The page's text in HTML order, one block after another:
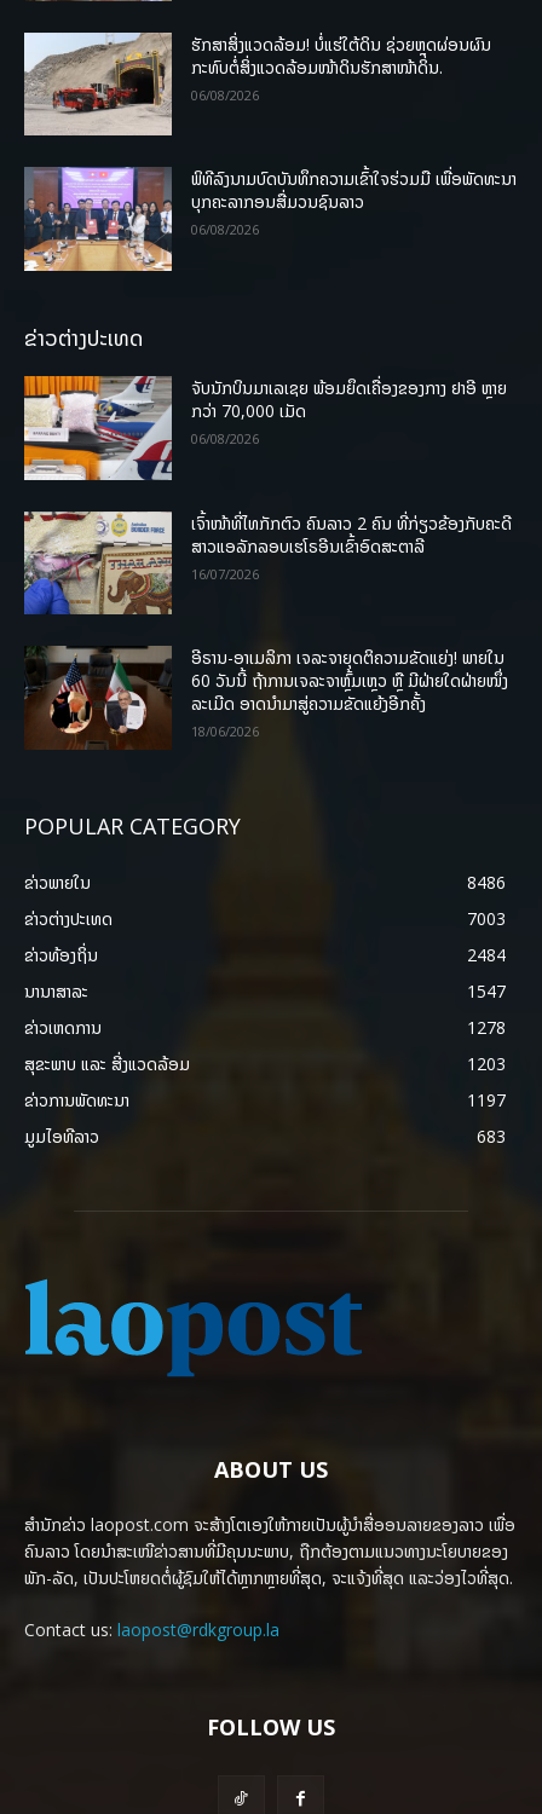
ຮັກສາສິ່ງແວດລ້ອມ! ບໍ່ແຮ່ໃຕ້ດິນ ຊ່ວຍຫຼຸດຜ່ອນຜົນ
ກະທົບຕໍ່ສິ່ງແວດລ້ອມໜ້າດິນຮັກສາໜ້າດິນ.
06/08/2026
ພິທີລົງນາມບົດບັນທຶກຄວາມເຂົ້າໃຈຮ່ວມມື ເພື່ອພັດທະນາ
ບຸກຄະລາກອນສື່ມວນຊົນລາວ
06/08/2026
ຂ່າວຕ່າງປະເທດ
ຈັບນັກບິນມາເລເຊຍ ພ້ອມຍຶດເຄື່ອງຂອງກາງ ຢາອີ ຫຼາຍ
ກວ່າ 70,000 ເມັດ
06/08/2026
ເຈົ້າໜ້າທີ່ໄທກັກຕົວ ຄົນລາວ 2 ຄົນ ທີ່ກ່ຽວຂ້ອງກັບຄະດີ
ສາວແອລັກລອບເຮໂຣອີນເຂົ້າອົດສະຕາລີ
16/07/2026
ອີຣານ-ອາເມລິກາ ເຈລະຈາຍຸດຕິຄວາມຂັດແຍ່ງ! ພາຍໃນ
60 ວັນນີ້ ຖ້າການເຈລະຈາຫຼົ້ມເຫຼວ ຫຼື ມີຝ່າຍໃດຝ່າຍໜຶ່ງ
ລະເມີດ ອາດນໍາມາສູ່ຄວາມຂັດແຍ້ງອີກຄັ້ງ
18/06/2026
POPULAR CATEGORY
ຂ່າວພາຍ​ໃນ
8486
ຂ່າວຕ່າງປະເທດ
7003
ຂ່າວທ້ອງຖິ່ນ
2484
ນານາສາລະ
1547
ຂ່າວເຫດການ
1278
ສຸຂະພາບ ແລະ ສີ່ງແວດລ້ອມ
1203
ຂ່າວການພັດທະນາ
1197
ມູມໄອທີລາວ
683
ABOUT US
ສຳນັກຂ່າວ laopost.com ຈະສ້າງໂຕເອງໃຫ້ກາຍເປັນຜູ້ນຳສື່ອອນລາຍຂອງລາວ ເພື່ອ
ຄົນລາວ ໂດຍນຳສະເໜີຂ່າວສານທີ່ມີຄຸນນະພາບ, ຖືກຕ້ອງຕາມແນວທາງນະໂຍບາຍຂອງ
ພັກ-ລັດ, ເປັນປະໂຫຍດຕໍ່ຜູ້ຊົມໃຫ້ໄດ້ຫຼາກຫຼາຍທີ່ສຸດ, ຈະແຈ້ງທີ່ສຸດ ແລະວ່ອງໄວທີ່ສຸດ.
Contact us: laopost@rdkgroup.la
FOLLOW US